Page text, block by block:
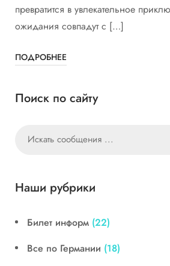
превратится в увлекательное
ожидания совпадут с […]
ПОДРОБНЕЕ
Поиск по сайту
Наши рубрики
Билет информ (22)
Все по Германии (18)